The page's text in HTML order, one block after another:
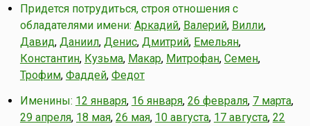
Придется потрудиться, строя отношения с
обладателями имени: Аркадий, Валерий, Вилли,
Давид, Даниил, Денис, Дмитрий, Емельян,
Константин, Кузьма, Макар, Митрофан, Семен,
Трофим, Фаддей, Федот
Именины: 12 января, 16 января, 26 февраля, 7 марта,
29 апреля, 18 мая, 26 мая, 10 августа, 17 августа, 22